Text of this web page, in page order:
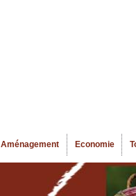
Aménagement Economie